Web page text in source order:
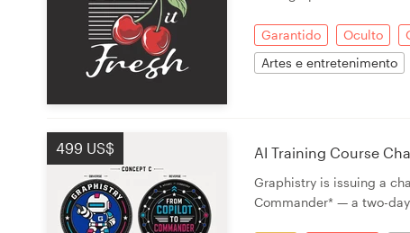
Garantido Oculto
Artes e entretenimento
499 US$ AI Training Course
Graphistry is issuing a
Commander* — a two-